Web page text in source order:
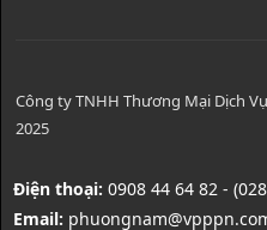
Công ty TNHH Thương Mại Dịch
2025
Điện thoại: 0908 44 64 82 -
Email: